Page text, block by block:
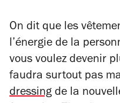
On dit que les
l’énergie de la
vous voulez devenir
faudra surtout pas
dressing de la